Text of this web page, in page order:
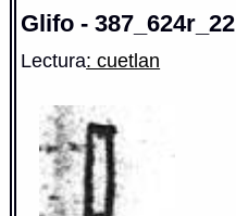
Glifo - 387_624r_22
Lectura: cuetlan